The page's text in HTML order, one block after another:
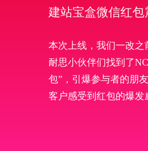
建站宝盒微信红包
本次上线，我们一改
耐思小伙伴们找到了
包”，引爆参与者的朋
客户感受到红包的爆发